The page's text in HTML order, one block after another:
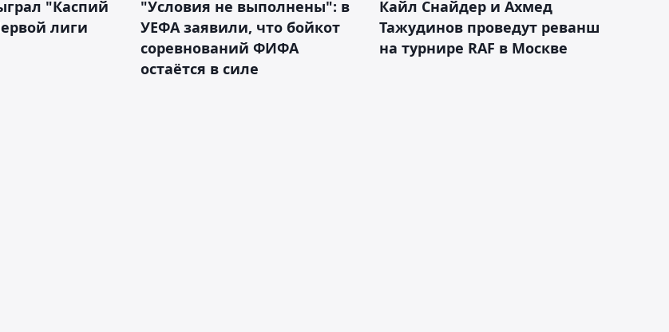
"Каспий
лиги
"Условия не выполнены": в
УЕФА заявили, что бойкот
соревнований ФИФА
остаётся в силе
Кайл Снайдер и Ахмед
Тажудинов проведут реванш
на турнире RAF в Москве